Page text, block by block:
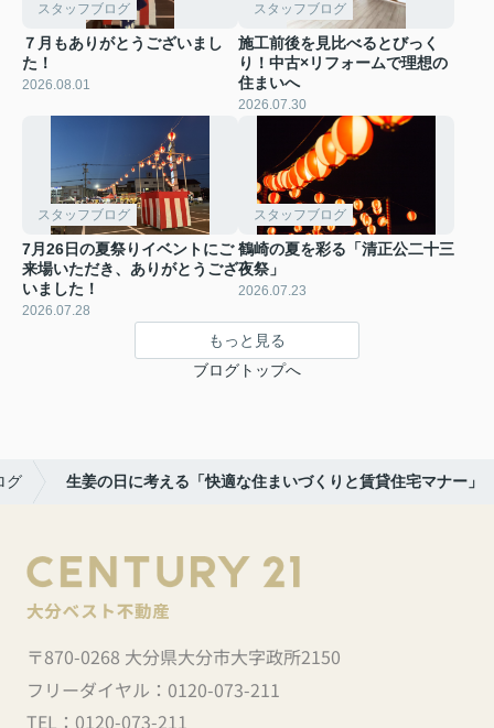
スタッフブログ
７月もありがとうございまし
た！
2026.08.01
スタッフブログ
施工前後を見比べるとびっく
り！中古×リフォームで理想の
住まいへ
2026.07.30
スタッフブログ
7月26日の夏祭りイベントにご
来場いただき、ありがとうござ
いました！
2026.07.28
スタッフブログ
鶴崎の夏を彩る「清正公二十三
夜祭」
2026.07.23
もっと見る
ブログトップへ
グ 生姜の日に考える「快適な住まいづくりと賃貸住宅マナー」
〒870-0268 大分県大分市大字政所2150
フリーダイヤル： 0120-073-211
TEL： 0120-073-211